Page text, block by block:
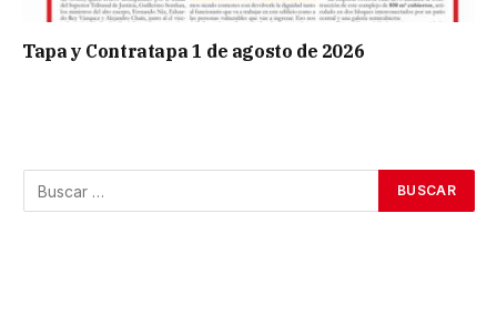
Tapa y Contratapa 1 de agosto de 2026